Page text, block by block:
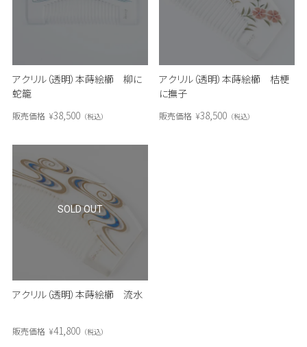
アクリル（透明）本蒔絵櫛 柳に
蛇籠
販売価格 ¥38,500 税込
アクリル（透明）本蒔絵櫛 桔梗
に撫子
販売価格 ¥38,500 税込
アクリル（透明）本蒔絵櫛 流水
販売価格 ¥41,800 税込
SOLD OUT